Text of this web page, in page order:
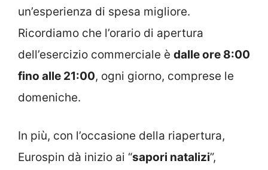
un’esperienza di spesa migliore.
Ricordiamo che l’orario di apertura
dell’esercizio commerciale è dalle ore 8:00
fino alle 21:00, ogni giorno, comprese le
domeniche.
In più, con l’occasione della riapertura,
Eurospin dà inizio ai “sapori natalizi”,